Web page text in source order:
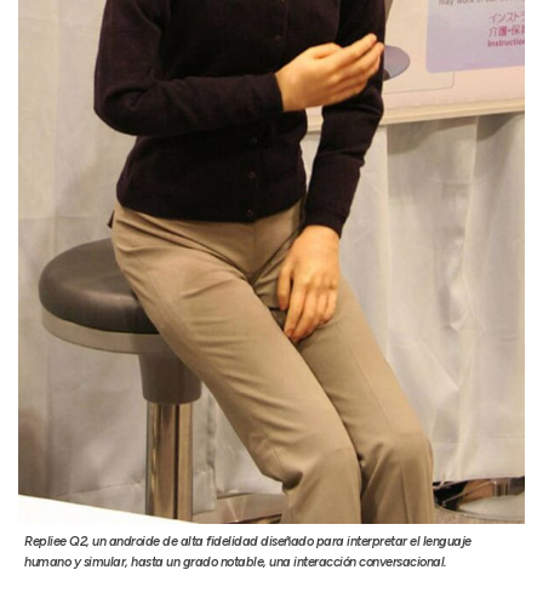
Repliee Q2, un androide de alta fidelidad diseñado para interpretar el lenguaje
humano y simular, hasta un grado notable, una interacción conversacional.